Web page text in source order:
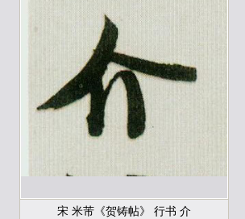
宋 米芾《贺铸帖》 行书 介